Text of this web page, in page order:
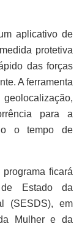
aplicativo de
protetiva
das forças
A ferramenta
para a
o tempo de
ficará
de Estado da
(SESDS), em
Mulher e da